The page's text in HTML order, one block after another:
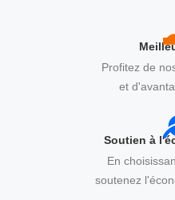
Profitez de
et
Soutien à
En
soutenez